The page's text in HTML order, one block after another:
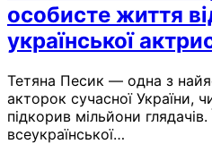
особисте життя
української
Тетяна Песик — одна з
акторок сучасної України,
підкорив мільйони глядачів.
всеукраїнської…